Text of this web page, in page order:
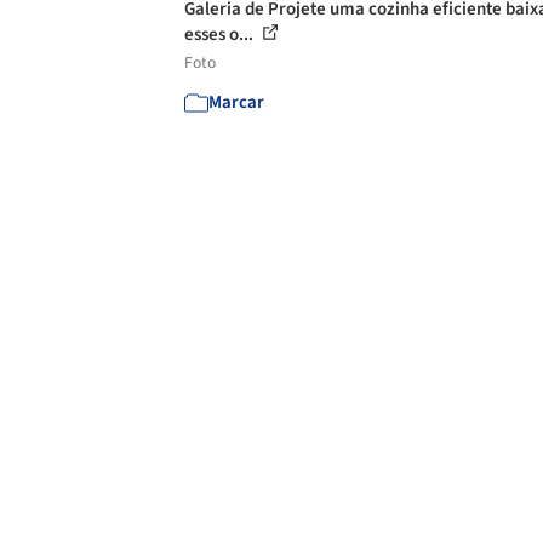
Galeria de Projete uma cozinha eficiente
esses o...
Foto
Marcar